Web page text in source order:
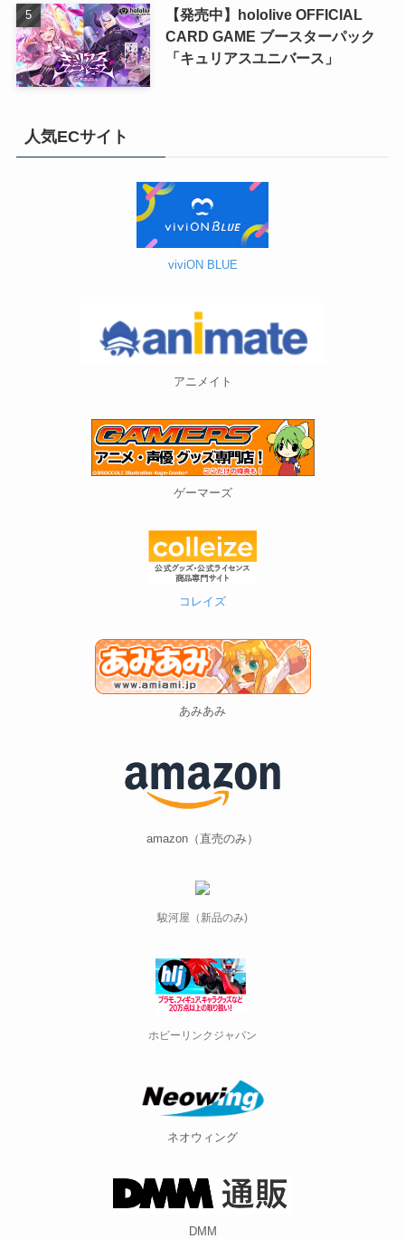
【発売中】hololive OFFICIAL
CARD GAME ブースターパック
「キュリアスユニバース」
人気ECサイト
viviON BLUE
アニメイト
ゲーマーズ
コレイズ
あみあみ
amazon（直売のみ）
駿河屋（新品のみ)
ホビーリンクジャパン
ネオウィング
DMM